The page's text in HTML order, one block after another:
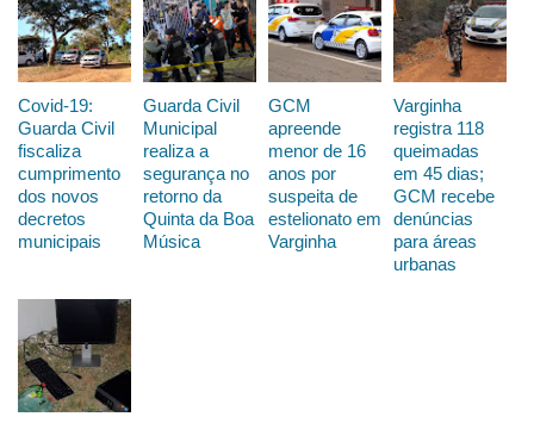
Covid-19:
Guarda Civil
fiscaliza
cumprimento
dos novos
decretos
municipais
Guarda Civil
Municipal
realiza a
segurança no
retorno da
Quinta da Boa
Música
GCM
apreende
menor de 16
anos por
suspeita de
estelionato em
Varginha
Varginha
registra 118
queimadas
em 45 dias;
GCM recebe
denúncias
para áreas
urbanas